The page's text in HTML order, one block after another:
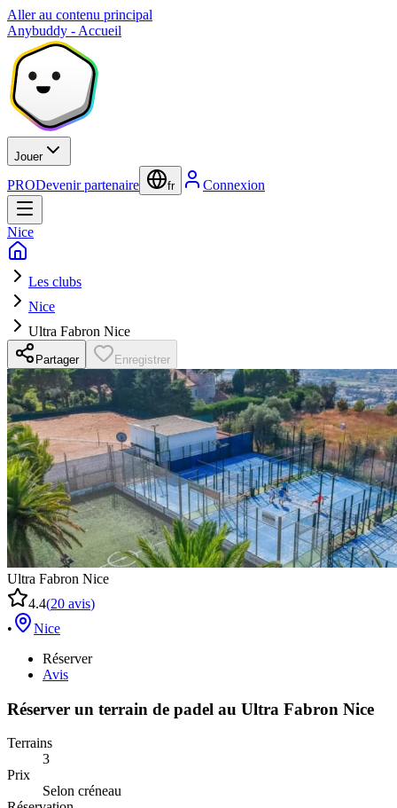
Aller au contenu principal
Anybuddy - Accueil
Jouer
PRODevenir partenaire fr Connexion
Nice
Les clubs
Nice
Ultra Fabron Nice
Partager Enregistrer
Ultra Fabron Nice
4.4(20 avis)
•
Nice
Réserver
Avis
Réserver un terrain de padel au Ultra Fabron Nice
Terrains
3
Prix
Selon créneau